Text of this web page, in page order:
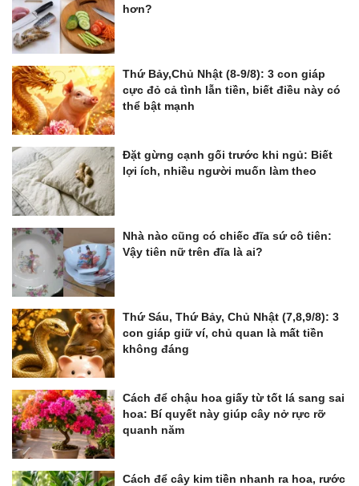
hơn?
Thứ Bảy,Chủ Nhật (8-9/8): 3 con giáp
cực đỏ cả tình lẫn tiền, biết điều này có
thể bật mạnh
Đặt gừng cạnh gối trước khi ngủ: Biết
lợi ích, nhiều người muốn làm theo
Nhà nào cũng có chiếc đĩa sứ cô tiên:
Vậy tiên nữ trên đĩa là ai?
Thứ Sáu, Thứ Bảy, Chủ Nhật (7,8,9/8): 3
con giáp giữ ví, chủ quan là mất tiền
không đáng
Cách để chậu hoa giấy từ tốt lá sang sai
hoa: Bí quyết này giúp cây nở rực rỡ
quanh năm
Cách để cây kim tiền nhanh ra hoa, rước